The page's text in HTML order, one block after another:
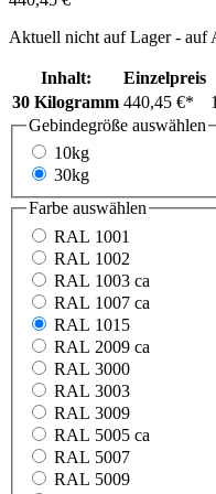
Aktuell nicht auf Lager - auf
Inhalt: Einzelpreis
30 Kilogramm 440,45 €*
Gebindegröße auswählen
10kg
30kg
Farbe auswählen
RAL 1001
RAL 1002
RAL 1003 ca
RAL 1007 ca
RAL 1015
RAL 2009 ca
RAL 3000
RAL 3003
RAL 3009
RAL 5005 ca
RAL 5007
RAL 5009